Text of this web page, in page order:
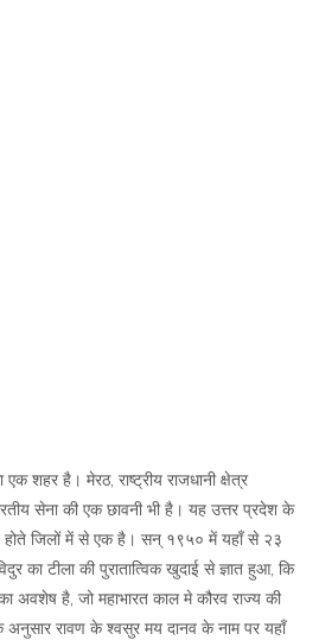
शहर है। मेरठ, राष्ट्रीय राजधानी क्षेत्र
सेना की एक छावनी भी है। यह उत्तर प्रदेश के
होते जिलों में से एक है। सन् १९५० में यहाँ से २३
का टीला की पुरातात्विक खुदाई से ज्ञात हुआ, कि
अवशेष है, जो महाभारत काल मे कौरव राज्य की
अनुसार रावण के श्वसुर मय दानव के नाम पर यहाँ